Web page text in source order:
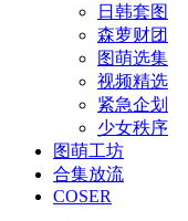
日韩套图
森萝财团
图萌选集
视频精选
紧急企划
少女秩序
图萌工坊
合集放流
COSER